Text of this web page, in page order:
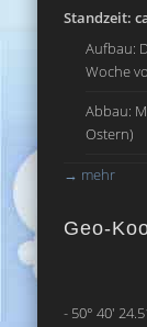
Standzeit:
Aufbau:
Woche
Abbau:
Ostern)
→ mehr
Geo-
- 50° 40'